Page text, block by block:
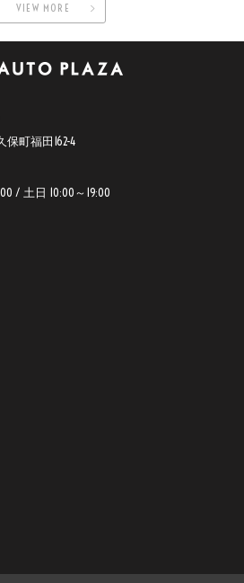
VIEW MORE
町福田162-4
/ 土日 10:00～19:00